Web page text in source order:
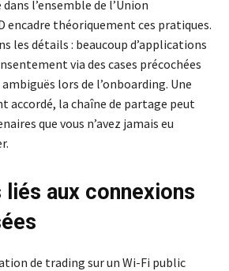
l’ensemble de l’Union
encadre théoriquement ces pratiques.
les détails : beaucoup d’applications
via des cases précochées
lors de l’onboarding. Une
accordé, la chaîne de partage peut
que vous n’avez jamais eu
liés aux connexions
de trading sur un Wi-Fi public